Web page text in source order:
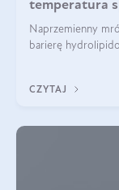
temperatura
Naprzemienny
barierę
CZYTAJ